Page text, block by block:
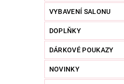
VYBAVENÍ SALONU
DOPLŇKY
DÁRKOVÉ POUKAZY
NOVINKY